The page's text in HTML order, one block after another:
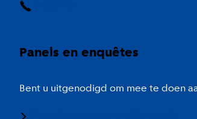
Panels en enquêtes
Bent u uitgenodigd om mee te doen